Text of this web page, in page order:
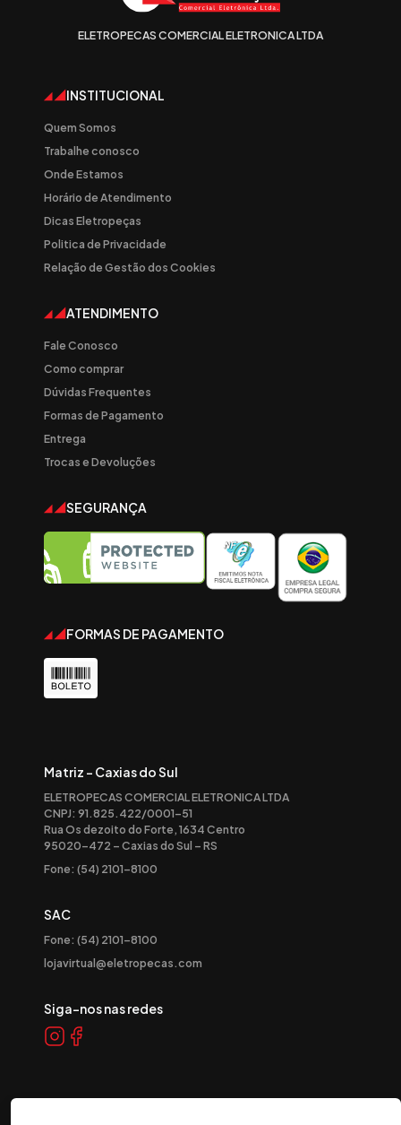
ELETROPECAS COMERCIAL ELETRONICA LTDA
INSTITUCIONAL
Quem Somos
Trabalhe conosco
Onde Estamos
Horário de Atendimento
Dicas Eletropeças
Politica de Privacidade
Relação de Gestão dos Cookies
ATENDIMENTO
Fale Conosco
Como comprar
Dúvidas Frequentes
Formas de Pagamento
Entrega
Trocas e Devoluções
SEGURANÇA
FORMAS DE PAGAMENTO
Matriz - Caxias do Sul
ELETROPECAS COMERCIAL ELETRONICA LTDA
CNPJ: 91.825.422/0001-51
Rua Os dezoito do Forte, 1634 Centro
95020-472 – Caxias do Sul – RS
Fone: (54) 2101-8100
SAC
Fone: (54) 2101-8100
lojavirtual@eletropecas.com
Siga-nos nas redes